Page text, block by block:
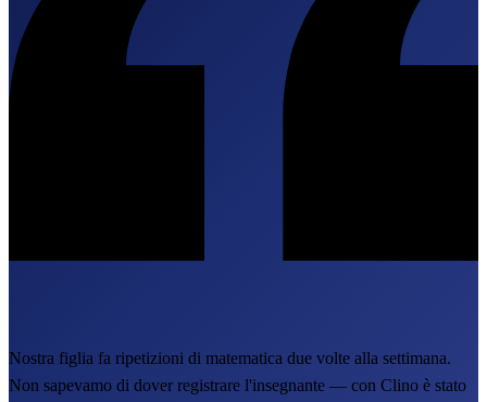
Nostra figlia fa ripetizioni di matematica due volte alla settimana.
Non sapevamo di dover registrare l'insegnante — con Clino è stato